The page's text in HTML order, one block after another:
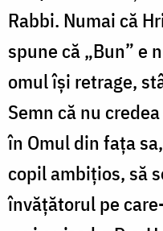
Rabbi. Numai că
spune că „Bun” e
omul își retrage,
Semn că nu
în Omul din fața
copil ambițios, să
învățătorul pe